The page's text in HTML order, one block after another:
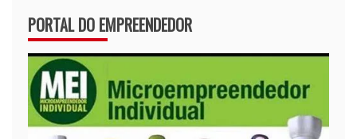
PORTAL DO EMPREENDEDOR